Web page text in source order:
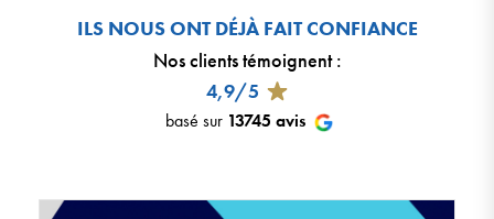
ILS NOUS ONT DÉJÀ FAIT CONFIANCE
Nos clients témoignent:
4,9/5
basé sur 13745 avis